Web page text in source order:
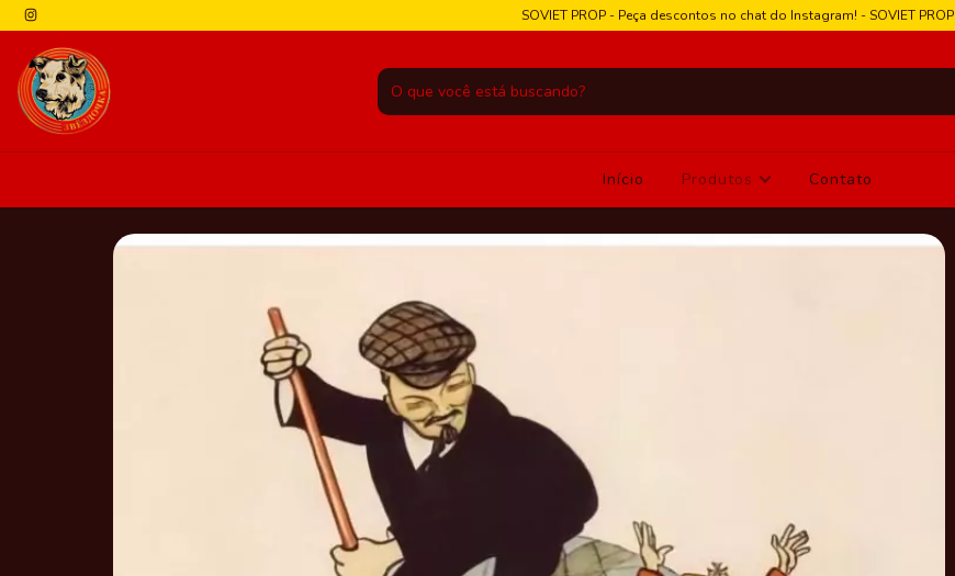
SOVIET PROP - Peça descontos no chat do Instagram! - SOVIET PROP
Início Produtos Contato